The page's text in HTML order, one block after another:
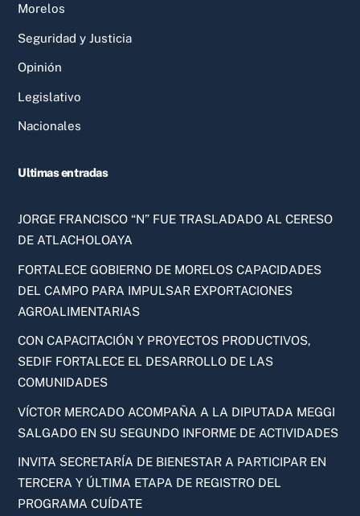
Morelos
Seguridad y Justicia
Opinión
Legislativo
Nacionales
Ultimas entradas
JORGE FRANCISCO “N” FUE TRASLADADO AL CERESO
DE ATLACHOLOAYA
FORTALECE GOBIERNO DE MORELOS CAPACIDADES
DEL CAMPO PARA IMPULSAR EXPORTACIONES
AGROALIMENTARIAS
CON CAPACITACIÓN Y PROYECTOS PRODUCTIVOS,
SEDIF FORTALECE EL DESARROLLO DE LAS
COMUNIDADES
VÍCTOR MERCADO ACOMPAÑA A LA DIPUTADA MEGGI
SALGADO EN SU SEGUNDO INFORME DE ACTIVIDADES
INVITA SECRETARÍA DE BIENESTAR A PARTICIPAR EN
TERCERA Y ÚLTIMA ETAPA DE REGISTRO DEL
PROGRAMA CUÍDATE